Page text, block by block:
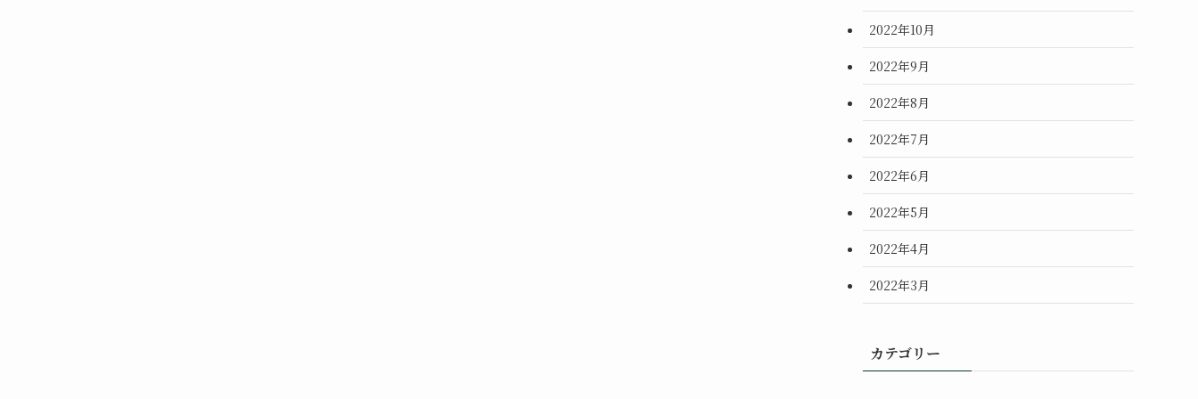
2022年10月
2022年9月
2022年8月
2022年7月
2022年6月
2022年5月
2022年4月
2022年3月
カテゴリー